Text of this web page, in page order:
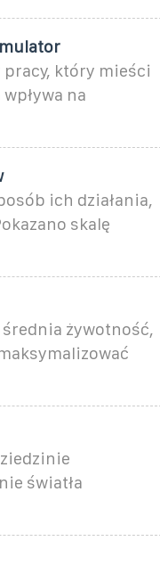
który mieści
na
ich działania,
skalę
średnia żywotność,
światła